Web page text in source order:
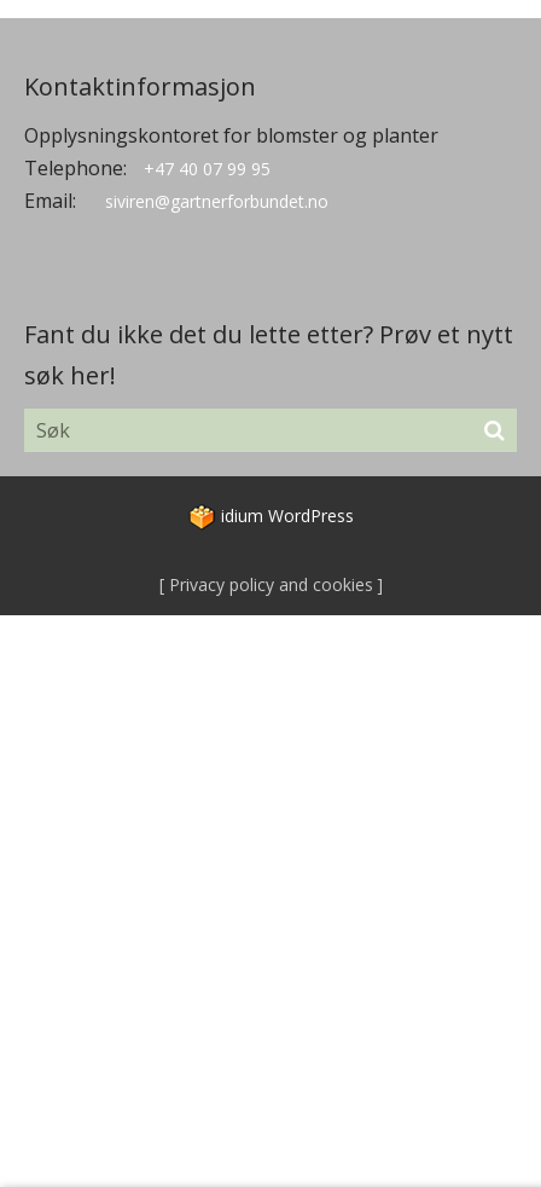
Kontaktinformasjon
Opplysningskontoret for blomster og planter
Telephone:
+47 40 07 99 95
Email: siviren@gartnerforbundet.no
Fant du ikke det du lette etter? Prøv et nytt
søk her!
idium WordPress
Privacy policy and cookies